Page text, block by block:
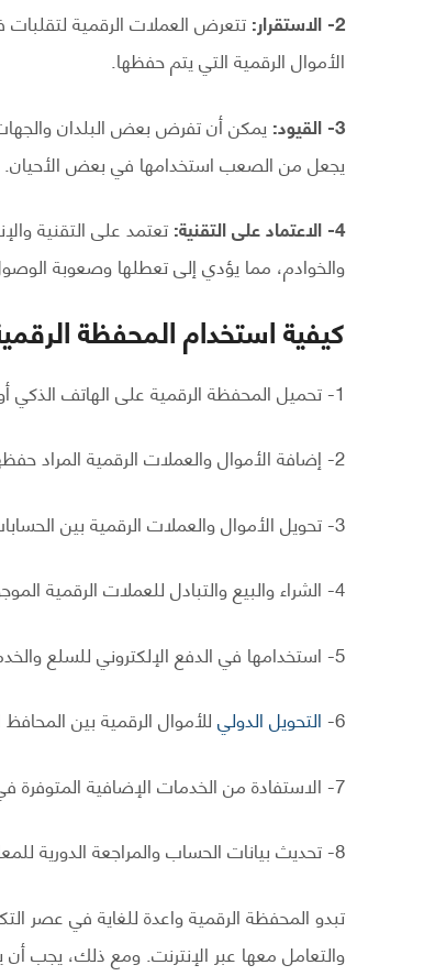
2- الاستقرار:
تتعرض العملات الرقمية
الأموال الرقمية التي يتم حفظها.
3- القيود:
يمكن أن تفرض بعض البلدان
يجعل من الصعب استخدامها في بعض الأحيان.
4- الاعتماد على التقنية:
تعتمد على التقنية
والخوادم، مما يؤدي إلى تعطلها وصعوبة
كيفية استخدام المحفظة
1- تحميل المحفظة الرقمية على الهاتف الذكي أو الحاسوب وإنشاء حساب شخصي.
2- إضافة الأموال والعملات الرقمية المراد حفظها.
3- تحويل الأموال والعملات الرقمية بين الحسابات والمحافظ الرقمية الأخرى.
4- الشراء والبيع والتبادل للعملات الرقمية الموجودة.
5- استخدامها في الدفع الإلكتروني للسلع والخدمات عبر الإنترنت.
6- التحويل الدوليللأموال الرقمية بين
7- الاستفادة من الخدمات الإضافية المتوفرة في بعض المحافظ الرقمية مثل القروض والتأمين والاستثمار.
8- تحديث بيانات الحساب والمراجعة الدورية للمعاملات المالية فيها.
تبدو المحفظة الرقمية واعدة للغاية في عصر
والتعامل معها عبر الإنترنت. ومع ذلك، يجب